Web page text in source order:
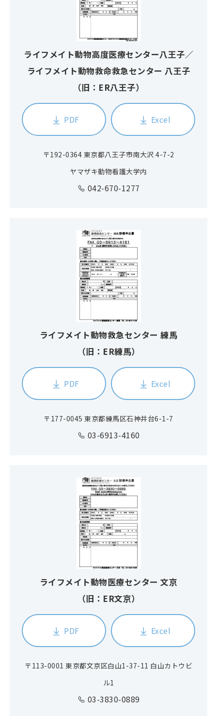
ライフメイト動物高度医療センター八王子／
ライフメイト動物救命救急センター 八王子
（旧：ER八王子）
PDF Excel
〒192-0364 東京都八王子市南大沢 4-7-2
ヤマザキ動物看護大学内
042-670-1277
ライフメイト動物救急センター 練馬
（旧：ER練馬）
PDF Excel
〒177-0045 東京都練馬区石神井台6-1-7
03-6913-4160
ライフメイト動物医療センター 文京
（旧：ER文京）
PDF Excel
〒113-0001 東京都文京区白山1-37-11 白山カトウビ
ル1
03-3830-0889